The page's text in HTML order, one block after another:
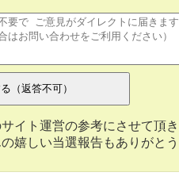
イト運営の参考にさせて頂き
嬉しい当選報告もありがとう